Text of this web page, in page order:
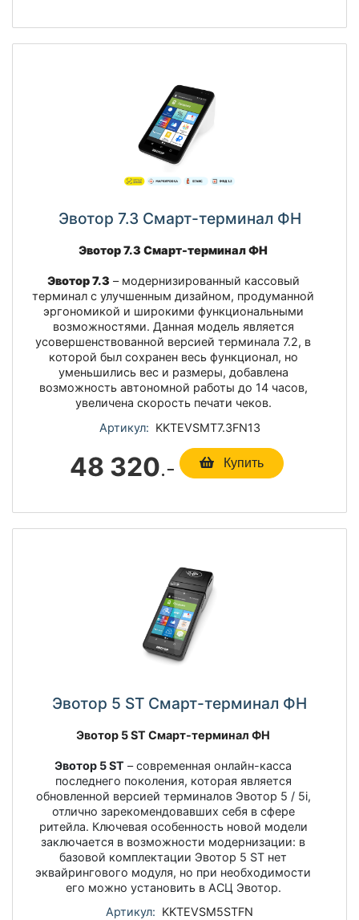
Эвотор 7.3 Смарт-терминал ФН
Эвотор 7.3 Смарт-терминал ФН
Эвотор 7.3 – модернизированный кассовый
терминал с улучшенным дизайном, продуманной
эргономикой и широкими функциональными
возможностями. Данная модель является
усовершенствованной версией терминала 7.2, в
которой был сохранен весь функционал, но
уменьшились вес и размеры, добавлена
возможность автономной работы до 14 часов,
увеличена скорость печати чеков.
Артикул: KKTEVSMT7.3FN13
48 320.- Купить
Эвотор 5 ST Смарт-терминал ФН
Эвотор 5 ST Смарт-терминал ФН
Эвотор 5 ST – современная онлайн-касса
последнего поколения, которая является
обновленной версией терминалов Эвотор 5 / 5i,
отлично зарекомендовавших себя в сфере
ритейла. Ключевая особенность новой модели
заключается в возможности модернизации: в
базовой комплектации Эвотор 5 ST нет
эквайрингового модуля, но при необходимости
его можно установить в АСЦ Эвотор.
Артикул: KKTEVSM5STFN